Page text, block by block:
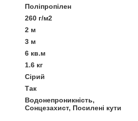
Поліпропілен
260 г/м2
2 м
3 м
6 кв.м
1.6 кг
Сірий
Так
Водонепроникність,
Сонцезахист, Посилені кути